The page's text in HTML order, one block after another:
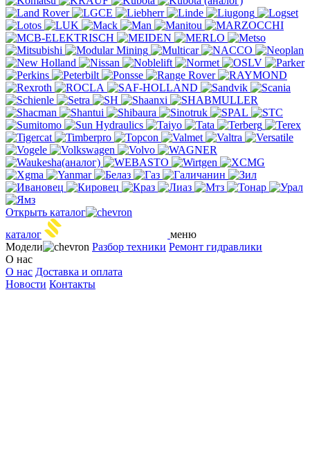
Открыть каталог
каталог
TEEL HEARTменю
Модели
Разбор техники Ремонт гидравлики
О нас
О нас Доставка и оплата
Новости Контакты